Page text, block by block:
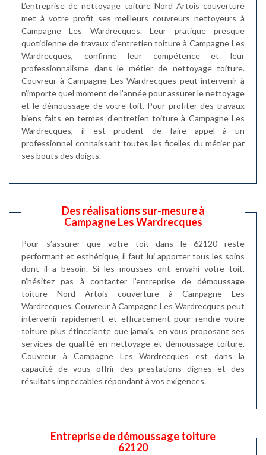
L’entreprise de nettoyage toiture Nord Artois couverture
met à votre profit ses meilleurs couvreurs nettoyeurs à
Campagne Les Wardrecques. Leur pratique presque
quotidienne de travaux d’entretien toiture à Campagne Les
Wardrecques, confirme leur compétence et leur
professionnalisme dans le métier de nettoyage toiture.
Couvreur à Campagne Les Wardrecques peut intervenir à
n’importe quel moment de l’année pour assurer le nettoyage
et le démoussage de votre toit. Pour profiter des travaux
biens faits en termes d’entretien toiture à Campagne Les
Wardrecques, il est prudent de faire appel à un
professionnel connaissant toutes les ficelles du métier par
ses bouts des doigts.
Des réalisations sur-mesure à
Campagne Les Wardrecques
Pour s’assurer que votre toit dans le 62120 reste
performant et esthétique, il faut lui apporter tous les soins
dont il a besoin. Si les mousses ont envahi votre toit,
n’hésitez pas à contacter l’entreprise de démoussage
toiture Nord Artois couverture à Campagne Les
Wardrecques. Couvreur à Campagne Les Wardrecques peut
intervenir rapidement et efficacement pour rendre votre
toiture plus étincelante que jamais, en vous proposant ses
services de qualité en nettoyage et démoussage toiture.
Couvreur à Campagne Les Wardrecques est dans la
capacité de vous offrir des prestations dignes et des
résultats impeccables répondant à vos exigences.
Entreprise de démoussage toiture
62120